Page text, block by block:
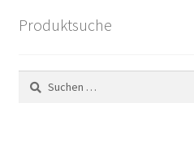
Produktsuche
Suchen
nach: